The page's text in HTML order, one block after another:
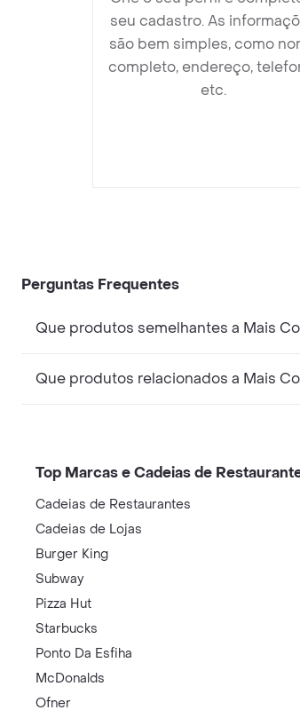
seu cadastro. As
são bem simples, como
completo, endereço,
etc.
Perguntas Frequentes
Que produtos semelhantes a Mais
Que produtos relacionados a Mais
Top Marcas e Cadeias de
Cadeias de Restaurantes
Cadeias de Lojas
Burger King
Subway
Pizza Hut
Starbucks
Ponto Da Esfiha
McDonalds
Ofner